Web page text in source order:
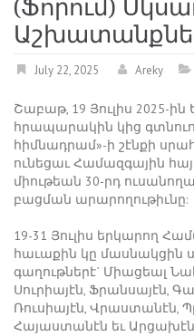
(Ֆորում)
July 22, 2025 Areky
Շաբաթ, 19 Յուլիս 2025-
հրապարակին կից
հիմնադրամ»-ի շէնքի
ունեցաւ Համազգային
միութեան 30-րդ
բացման արարողութիւնը:
19-31 Յուլիս երկարող
հաւաքին կը մասնակցին
գաղութներէ` Միացեալ
Սուրիայէն, Ֆրանսայէն,
Ռուսիայէն, Վրաստանէն,
Հայաստանէն եւ